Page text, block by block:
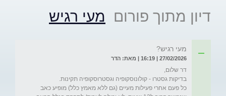
דיון מתוך פורום מעי רגיש
מעי רגיש?
27/02/2026 | 16:19 | מאת: הדר
כל פעם אחרי פעילות מעיים (גם ללא מאמץ כלל) מופיע כאב